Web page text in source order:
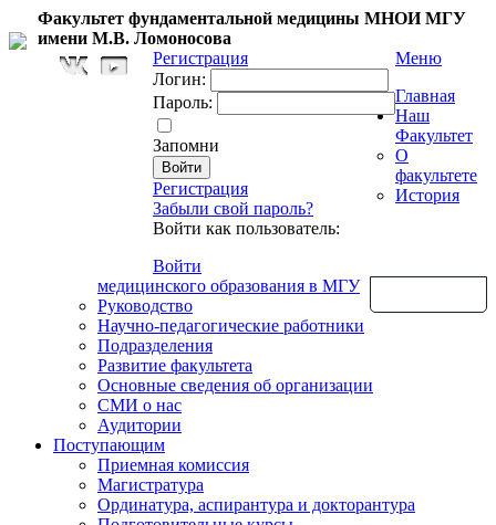
Факультет фундаментальной медицины МНОИ МГУ
имени М.В. Ломоносова
Регистрация
Логин:
Пароль:
Запомни
Регистрация
Забыли свой пароль?
Войти как пользователь:
Войти
Меню
Главная
Наш
Факультет
О
факультете
История
медицинского образования в МГУ
Руководство
Научно-педагогические работники
Подразделения
Развитие факультета
Основные сведения об организации
СМИ о нас
Аудитории
Поступающим
Приемная комиссия
Магистратура
Ординатура, аспирантура и докторантура